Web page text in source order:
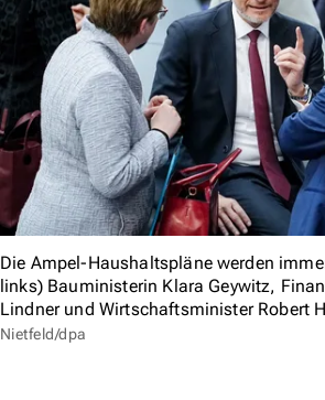
Die Ampel-Haushaltspläne werden
links) Bauministerin Klara Geywitz,
Lindner und Wirtschaftsminister Robert
Nietfeld/dpa